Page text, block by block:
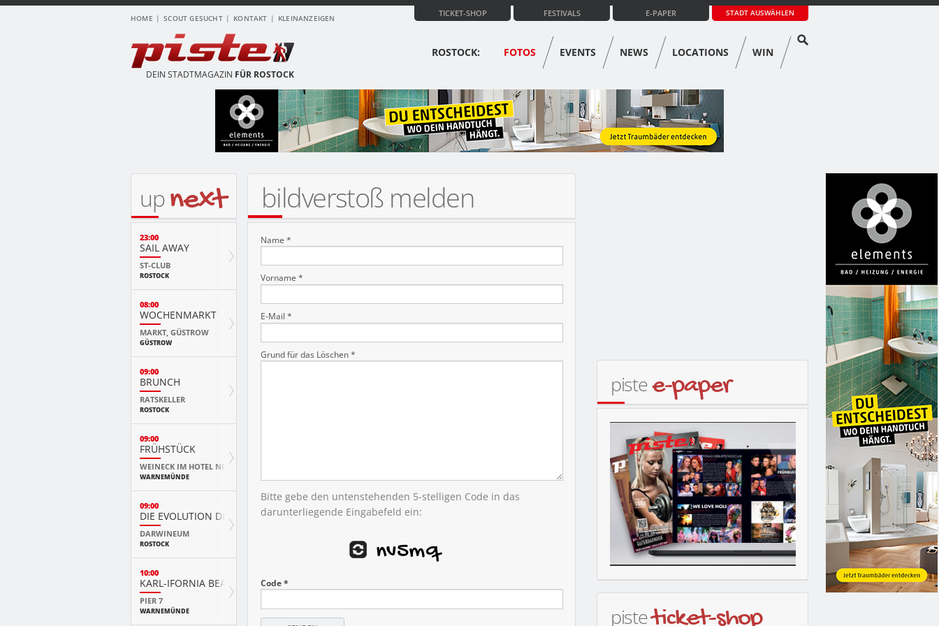
HOME SCOUT GESUCHT KONTAKT KLEINANZEIGEN
STADT AUSWÄHLEN
E-PAPER
FESTIVALS
TICKET-SHOP
DEIN STADTMAGAZIN FÜR ROSTOCK
ROSTOCK: FOTOS EVENTS NEWS LOCATIONS WIN
bildverstoß melden
Name *
Vorname *
E-Mail *
Grund für das Löschen *
Bitte gebe den untenstehenden 5-stelligen Code in das
darunterliegende Eingabefeld ein:
Code *
upnext
23:00
SAIL AWAY
ST-CLUB
ROSTOCK
08:00
WOCHENMARKT
MARKT, GÜSTROW
GÜSTROW
09:00
BRUNCH
RATSKELLER
ROSTOCK
09:00
FRÜHSTÜCK
WEINECK IM HOTEL NEPTUN
WARNEMÜNDE
09:00
DIE EVOLUTION DER TIERE MIT PLAYMOBIL
DARWINEUM
ROSTOCK
10:00
KARL-IFORNIA BEACH SANDWELTEN
PIER 7
WARNEMÜNDE
pistee-paper
pisteticket-shop